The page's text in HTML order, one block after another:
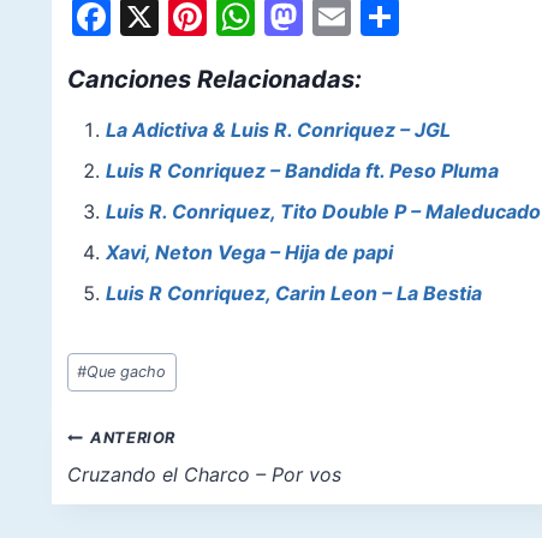
F
c
e
b
o
o
k
X Pi
er
e
st
W
at
s
A
p
p
M
st
o
d
o
n
E
ai
l
S
e
Canciones Relacionadas:
La Adictiva & Luis R. Conriquez – JGL
Luis R Conriquez – Bandida ft. Peso Pluma
Luis R. Conriquez, Tito Double P – Maleducado
Xavi, Neton Vega – Hija de papi
Luis R Conriquez, Carin Leon – La Bestia
Etiquetas
de
entrada:
#Que gacho
Navegación
de
entradas
ANTERIOR
Cruzando el Charco – Por vos